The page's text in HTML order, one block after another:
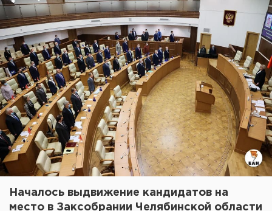
Началось выдвижение кандидатов на
место в Заксобрании Челябинской области